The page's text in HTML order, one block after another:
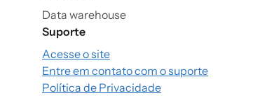
Data warehouse
Suporte
Acesse o site
Entre em contato com o suporte
Política de Privacidade